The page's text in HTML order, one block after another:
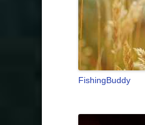
FishingBuddy